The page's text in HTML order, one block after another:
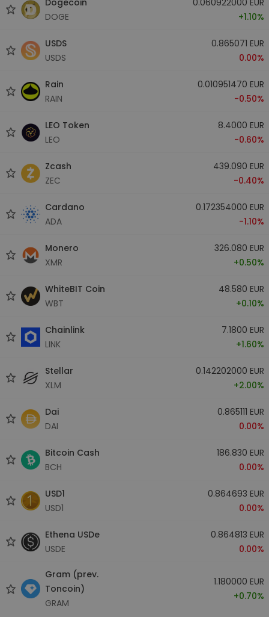
DOGE
+1.10%
USDS
USDS
0.865071 EUR
0.00%
Rain
RAIN
0.010951470 EUR
-0.50%
LEO Token
LEO
8.4000 EUR
-0.60%
Zcash
ZEC
439.090 EUR
-0.40%
Cardano
ADA
0.172354000 EUR
-1.10%
Monero
XMR
326.080 EUR
+0.50%
WhiteBIT Coin
WBT
48.580 EUR
+0.10%
Chainlink
LINK
7.1800 EUR
+1.60%
Stellar
XLM
0.142202000 EUR
+2.00%
Dai
DAI
0.865111 EUR
0.00%
Bitcoin Cash
BCH
186.830 EUR
0.00%
USD1
USD1
0.864693 EUR
0.00%
Ethena USDe
USDE
0.864813 EUR
0.00%
Gram (prev.
Toncoin)
GRAM
1.180000 EUR
+0.70%